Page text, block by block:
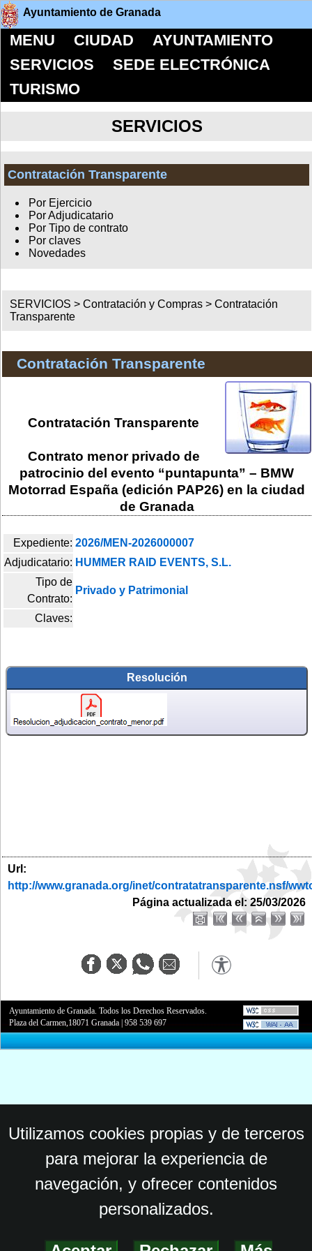
Ayuntamiento de Granada
MENU CIUDAD
AYUNTAMIENTO
SERVICIOS
SEDE ELECTRÓNICA
TURISMO
SERVICIOS
Contratación Transparente
Por Ejercicio
Por Adjudicatario
Por Tipo de contrato
Por claves
Novedades
SERVICIOS >Contratación y Compras >Contratación
Transparente
Contratación Transparente
Contratación Transparente
Contrato menor privado de
patrocinio del evento “puntapunta” – BMW
Motorrad España (edición PAP26) en la ciudad
de Granada
Expediente: 2026/MEN-2026000007
Adjudicatario: HUMMER RAID EVENTS, S.L.
Tipo de
Contrato:
Privado y Patrimonial
Claves:
Resolución
Url:
http://www.granada.org/inet/contratatransparente.nsf/
Página actualizada el: 25/03/2026
Ayuntamiento de Granada. Todos los Derechos Reservados.
Plaza del Carmen,18071 Granada |958 539 697
Utilizamos cookies propias y de terceros
para mejorar la experiencia de
navegación, y ofrecer contenidos
personalizados.